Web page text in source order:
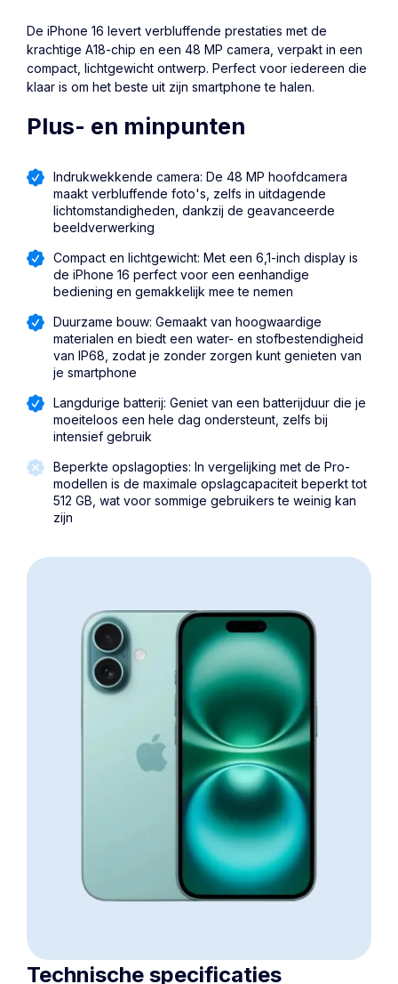
De iPhone 16 levert verbluffende prestaties met de
krachtige A18-chip en een 48 MP camera, verpakt in een
compact, lichtgewicht ontwerp. Perfect voor iedereen die
klaar is om het beste uit zijn smartphone te halen.
Plus- en minpunten
Indrukwekkende camera: De 48 MP hoofdcamera
maakt verbluffende foto's, zelfs in uitdagende
lichtomstandigheden, dankzij de geavanceerde
beeldverwerking
Compact en lichtgewicht: Met een 6,1-inch display is
de iPhone 16 perfect voor een eenhandige
bediening en gemakkelijk mee te nemen
Duurzame bouw: Gemaakt van hoogwaardige
materialen en biedt een water- en stofbestendigheid
van IP68, zodat je zonder zorgen kunt genieten van
je smartphone
Langdurige batterij: Geniet van een batterijduur die je
moeiteloos een hele dag ondersteunt, zelfs bij
intensief gebruik
Beperkte opslagopties: In vergelijking met de Pro-
modellen is de maximale opslagcapaciteit beperkt tot
512 GB, wat voor sommige gebruikers te weinig kan
zijn
Technische specificaties